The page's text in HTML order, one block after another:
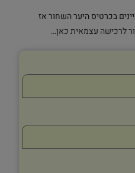
בכרטיס היער השחור אז
לרכישה עצמאית כאן…